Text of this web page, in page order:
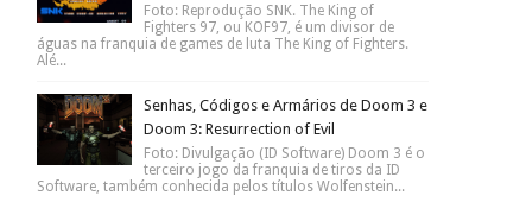
Foto: Reprodução SNK. The King of
Fighters 97, ou KOF97, é um divisor de
águas na franquia de games de luta The King of Fighters.
Alé...
Senhas, Códigos e Armários de Doom 3 e
Doom 3: Resurrection of Evil
Foto: Divulgação (ID Software) Doom 3 é o
terceiro jogo da franquia de tiros da ID
Software, também conhecida pelos títulos Wolfenstein...